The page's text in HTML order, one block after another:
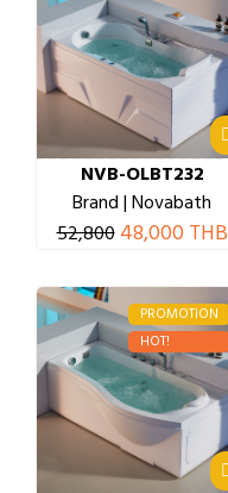
NVB-OLBT232
Brand | Novabath
52,800 48,000 THB
PROMOTION
HOT!